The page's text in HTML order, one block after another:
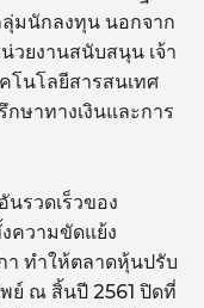
มนักลงทุน นอกจาก
ยงานสนับสนุน เจ้า
โนโลยีสารสนเทศ
กษาทางเงินและการ
รวดเร็วของ
ความขัดแย้ง
า ทำให้ตลาดหุ้นปรับ
ย์ ณ สิ้นปี 2561 ปิดที่